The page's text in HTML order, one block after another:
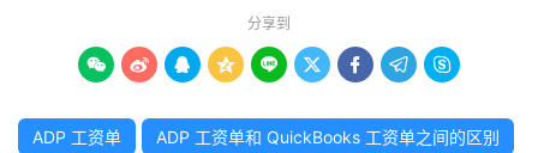
分享到
        
ADP 工资单 ADP 工资单和 QuickBooks 工资单之间的区别